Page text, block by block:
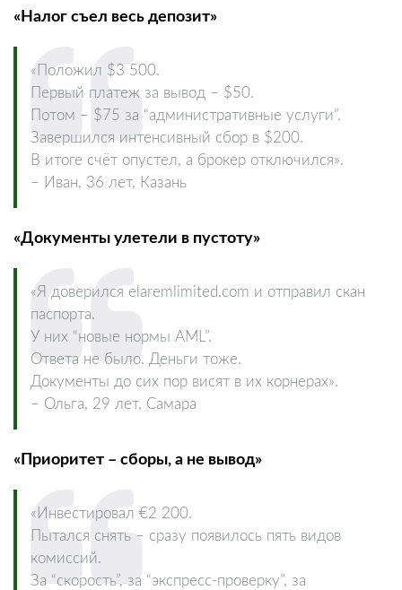
«Налог съел весь депозит»
«Положил $3 500.
Первый платеж за вывод – $50.
Потом – $75 за “административные услуги”.
Завершился интенсивный сбор в $200.
В итоге счёт опустел, а брокер отключился».
– Иван, 36 лет, Казань
«Документы улетели в пустоту»
«Я доверился elaremlimited.com и отправил скан
паспорта.
У них “новые нормы AML”.
Ответа не было. Деньги тоже.
Документы до сих пор висят в их корнерах».
– Ольга, 29 лет, Самара
«Приоритет – сборы, а не вывод»
«Инвестировал €2 200.
Пытался снять – сразу появилось пять видов
комиссий.
За “скорость”, за “экспресс-проверку”, за